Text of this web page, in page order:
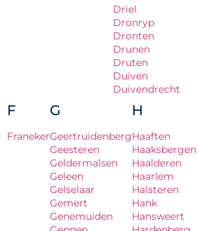
Driel
Dronryp
Dronten
Drunen
Druten
Duiven
Duivendrecht
F
Franeker
G
Geertruidenberg
Geesteren
Geldermalsen
Geleen
Gelselaar
Gemert
Genemuiden
H
Haaften
Haaksbergen
Haalderen
Haarlem
Halsteren
Hank
Hansweert